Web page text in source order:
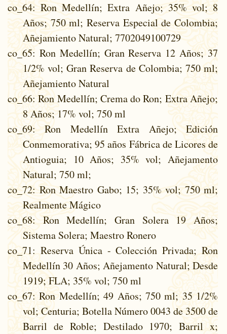
co_64: Ron Medellín; Extra Añejo; 35% vol; 8
Años; 750 ml; Reserva Especial de Colombia;
Añejamiento Natural; 7702049100729
co_65: Ron Medellín; Gran Reserva 12 Años; 37
1/2% vol; Gran Reserva de Colombia; 750 ml;
Añejamiento Natural
co_66: Ron Medellín; Crema do Ron; Extra Añejo;
8 Años; 17% vol; 750 ml
co_69: Ron Medellín Extra Añejo; Edición
Conmemorativa; 95 años Fábrica de Licores de
Antioguia; 10 Años; 35% vol; Añejamento
Natural; 750 ml;
co_72: Ron Maestro Gabo; 15; 35% vol; 750 ml;
Realmente Mágico
co_68: Ron Medellín; Gran Solera 19 Años;
Sistema Solera; Maestro Ronero
co_71: Reserva Única - Colección Privada; Ron
Medellín 30 Años; Añejamento Natural; Desde
1919; FLA; 35% vol; 750 ml
co_67: Ron Medellín; 49 Años; 750 ml; 35 1/2%
vol; Centuria; Botella Número 0043 de 3500 de
Barril de Roble; Destilado 1970; Barril x;